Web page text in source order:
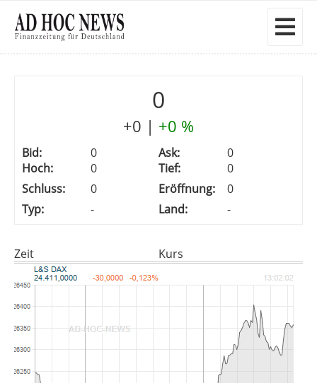
0
+0 | +0 %
Bid: 0 Ask:
0
Hoch:
0 Tief:
0
Schluss:
0 Eröffnung:
0
Typ:
- Land: -
Zeit Kurs